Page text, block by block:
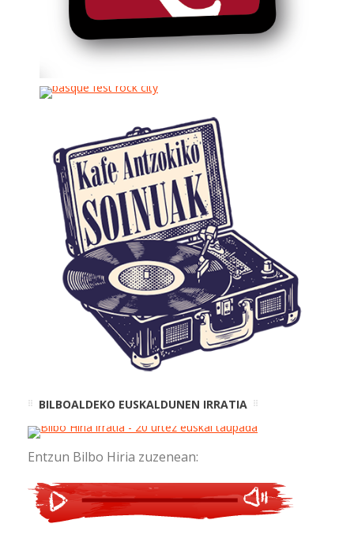
BILBOALDEKO EUSKALDUNEN IRRATIA
Entzun Bilbo Hiria zuzenean: